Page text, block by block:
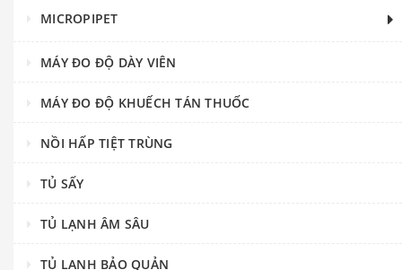
MICROPIPET
MÁY ĐO ĐỘ DÀY VIÊN
MÁY ĐO ĐỘ KHUẾCH TÁN THUỐC
NỒI HẤP TIỆT TRÙNG
TỦ SẤY
TỦ LẠNH ÂM SÂU
TỦ LẠNH BẢO QUẢN